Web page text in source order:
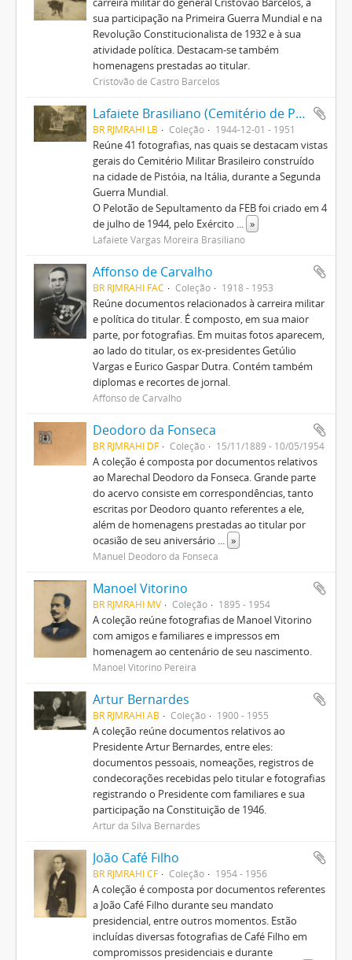
sua participação na Primeira Guerra Mundial e na
Revolução Constitucionalista de 1932 e à sua
atividade política. Destacam-se também
homenagens prestadas ao titular.
Cristóvão de Castro Barcelos
Lafaiete Brasiliano (Cemitério de Pistoia)
BR RJMRAHI LB Coleção 1944-12-01 - 1951
Reúne 41 fotografias, nas quais se destacam vistas
gerais do Cemitério Militar Brasileiro construído
na cidade de Pistóia, na Itália, durante a Segunda
Guerra Mundial.
O Pelotão de Sepultamento da FEB foi criado em 4
de julho de 1944, pelo Exército ... »
Lafaiete Vargas Moreira Brasiliano
Affonso de Carvalho
BR RJMRAHI FAC Coleção 1918 - 1953
Reúne documentos relacionados à carreira militar
e política do titular. É composto, em sua maior
parte, por fotografias. Em muitas fotos aparecem,
ao lado do titular, os ex-presidentes Getúlio
Vargas e Eurico Gaspar Dutra. Contém também
diplomas e recortes de jornal.
Affonso de Carvalho
Deodoro da Fonseca
BR RJMRAHI DF Coleção 15/11/1889 - 10/05/1954
A coleção é composta por documentos relativos
ao Marechal Deodoro da Fonseca. Grande parte
do acervo consiste em correspondências, tanto
escritas por Deodoro quanto referentes a ele,
além de homenagens prestadas ao titular por
ocasião de seu aniversário ... »
Manuel Deodoro da Fonseca
Manoel Vitorino
BR RJMRAHI MV Coleção 1895 - 1954
A coleção reúne fotografias de Manoel Vitorino
com amigos e familiares e impressos em
homenagem ao centenário de seu nascimento.
Manoel Vitorino Pereira
Artur Bernardes
BR RJMRAHI AB Coleção 1900 - 1955
A coleção reúne documentos relativos ao
Presidente Artur Bernardes, entre eles:
documentos pessoais, nomeações, registros de
condecorações recebidas pelo titular e fotografias
registrando o Presidente com familiares e sua
participação na Constituição de 1946.
Artur da Silva Bernardes
João Café Filho
BR RJMRAHI CF Coleção 1954 - 1956
A coleção é composta por documentos referentes
a João Café Filho durante seu mandato
presidencial, entre outros momentos. Estão
incluídas diversas fotografias de Café Filho em
compromissos presidenciais e durante